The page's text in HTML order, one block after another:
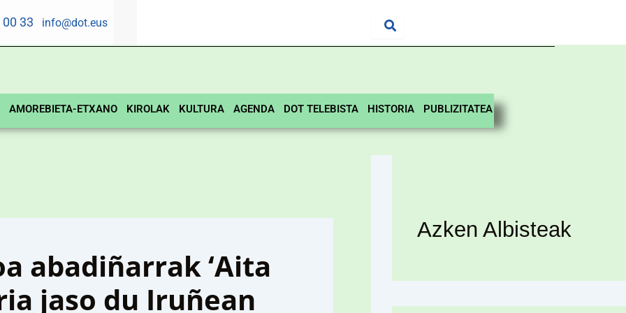
00 33 info@dot.eus
AMOREBIETA-ETXANO KIROLAK KULTURA AGENDA DOT TELEBISTA HISTORIA PUBLIZITATEA
abadiñarrak ‘Aita
jaso du Iruñean
Azken Albisteak